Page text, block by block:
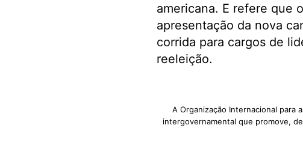
americana. E refere que
apresentação da nova
corrida para cargos de
reeleição.
A Organização Internacional para
intergovernamental que promove,